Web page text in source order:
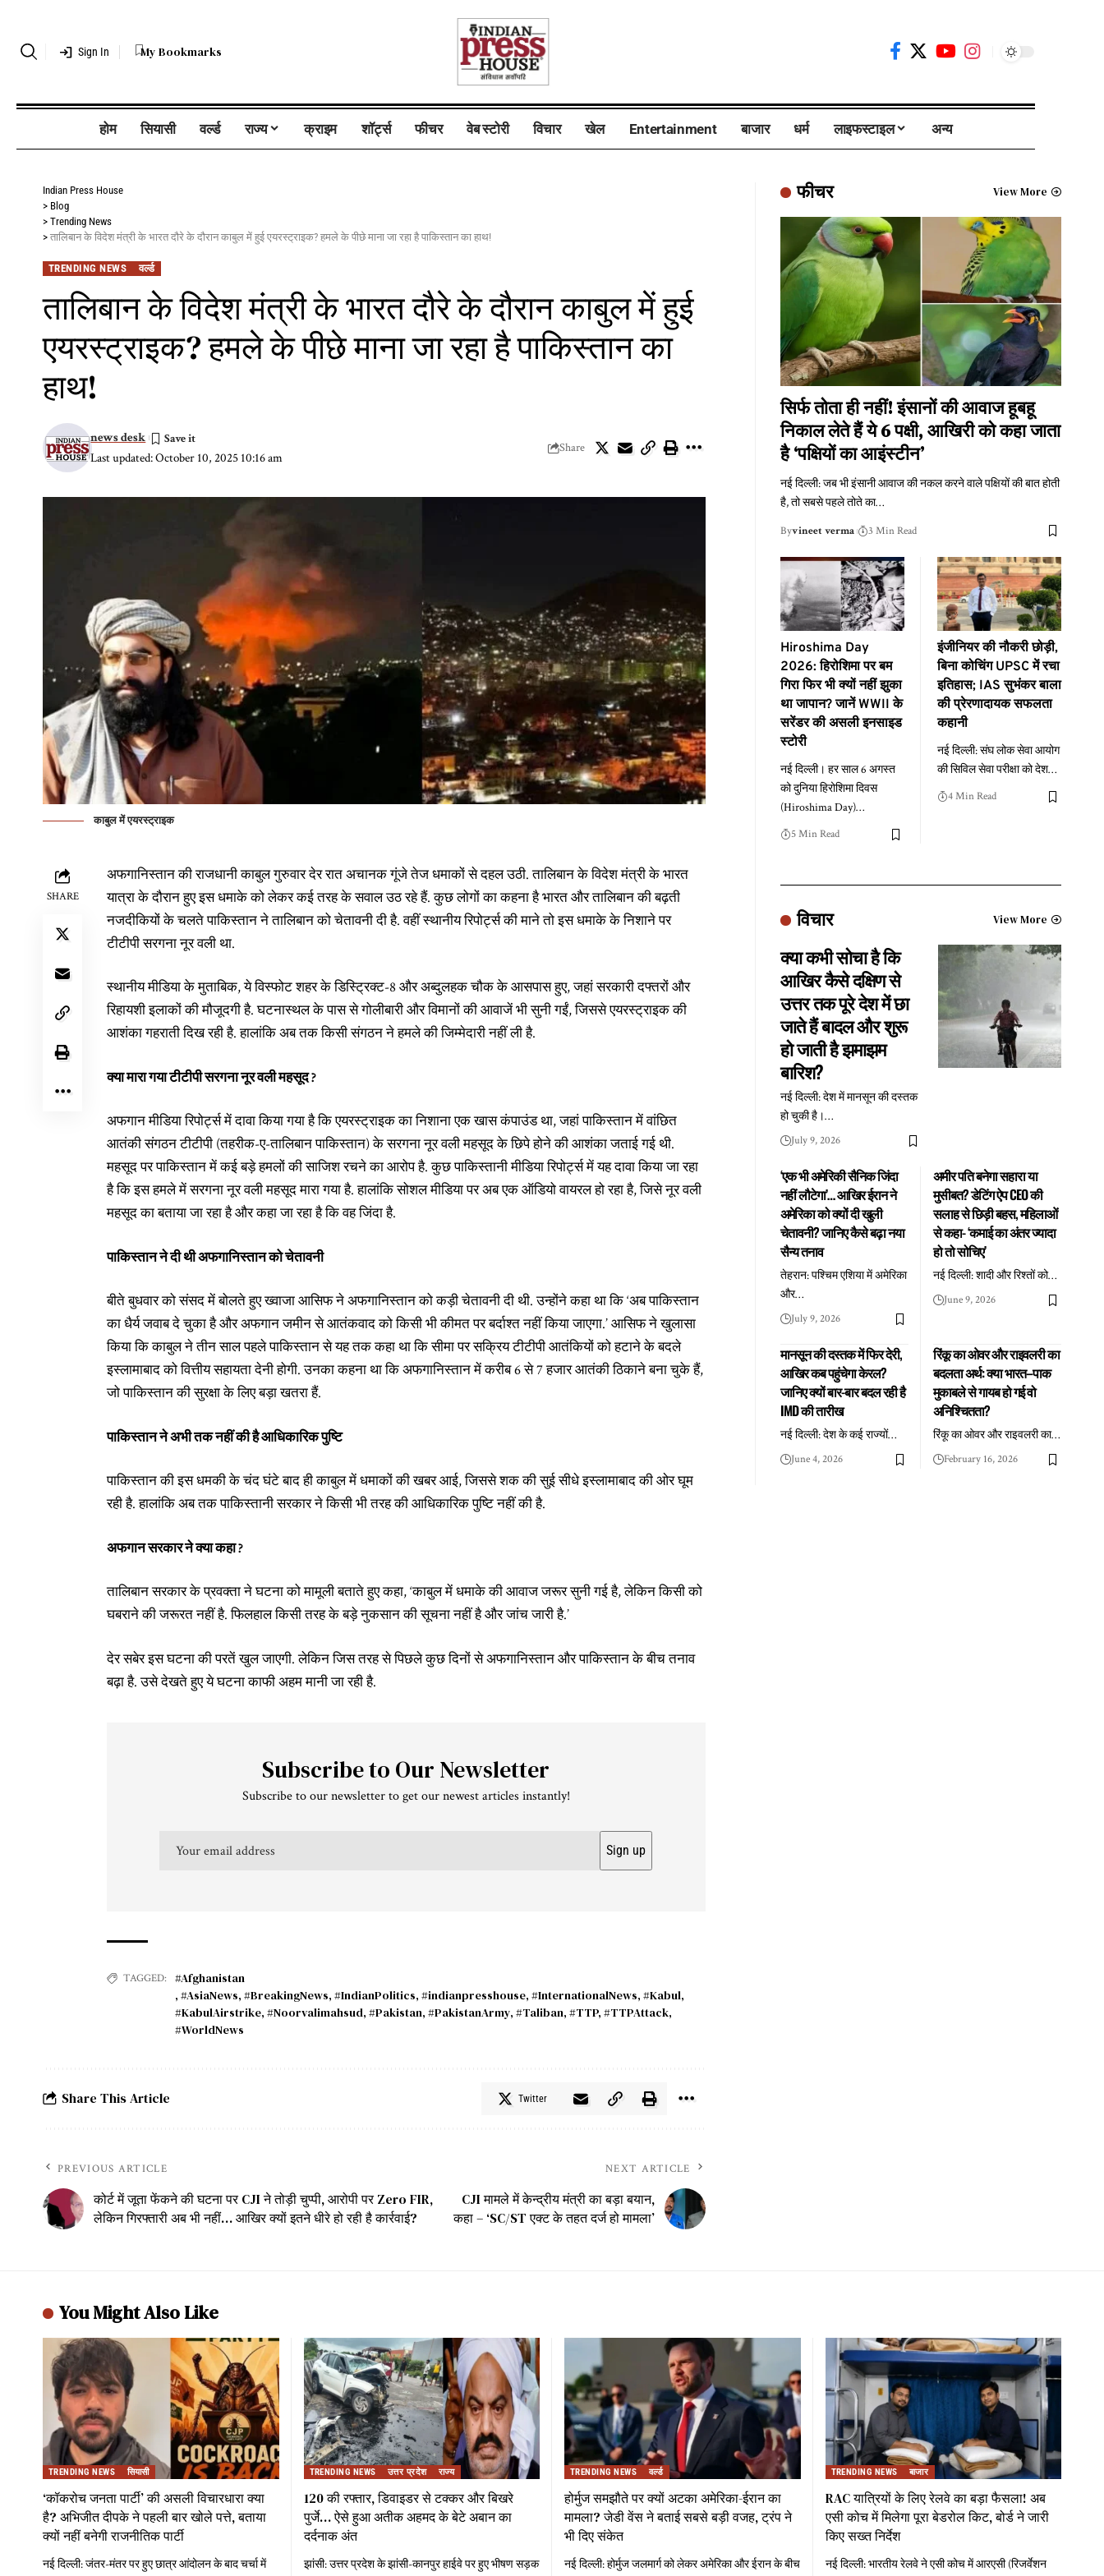
Sign In My Bookmarks
होम सियासी वर्ल्ड राज्य क्राइम शॉर्ट्स फीचर वेब स्टोरी विचार खेल Entertainment बाजार धर्म लाइफस्टाइल अन्य
Indian Press House
> Blog
> Trending News
> तालिबान के विदेश मंत्री के भारत दौरे के दौरान काबुल में हुई एयरस्ट्राइक? हमले के पीछे माना जा रहा है पाकिस्तान का हाथ!
TRENDING NEWS वर्ल्ड
तालिबान के विदेश मंत्री के भारत दौरे के दौरान काबुल में हुई
एयरस्ट्राइक? हमले के पीछे माना जा रहा है पाकिस्तान का
हाथ!
Last updated: October 10, 2025 10:16 am
news desk
Share
काबुल में एयरस्ट्राइक
SHARE
अफगानिस्तान की राजधानी काबुल गुरुवार देर रात अचानक गूंजे तेज धमाकों से दहल उठी. तालिबान के विदेश मंत्री के भारत
यात्रा के दौरान हुए इस धमाके को लेकर कई तरह के सवाल उठ रहे हैं. कुछ लोगों का कहना है भारत और तालिबान की बढ़ती
नजदीकियों के चलते पाकिस्तान ने तालिबान को चेतावनी दी है. वहीं स्थानीय रिपोर्ट्स की माने तो इस धमाके के निशाने पर
टीटीपी सरगना नूर वली था.
स्थानीय मीडिया के मुताबिक, ये विस्फोट शहर के डिस्ट्रिक्ट-8 और अब्दुलहक चौक के आसपास हुए, जहां सरकारी दफ्तरों और
रिहायशी इलाकों की मौजूदगी है. घटनास्थल के पास से गोलीबारी और विमानों की आवाजें भी सुनी गईं, जिससे एयरस्ट्राइक की
आशंका गहराती दिख रही है. हालांकि अब तक किसी संगठन ने हमले की जिम्मेदारी नहीं ली है.
क्या मारा गया टीटीपी सरगना नूर वली महसूद ?
अफगान मीडिया रिपोर्ट्स में दावा किया गया है कि एयरस्ट्राइक का निशाना एक खास कंपाउंड था, जहां पाकिस्तान में वांछित
आतंकी संगठन टीटीपी (तहरीक-ए-तालिबान पाकिस्तान) के सरगना नूर वली महसूद के छिपे होने की आशंका जताई गई थी.
महसूद पर पाकिस्तान में कई बड़े हमलों की साजिश रचने का आरोप है. कुछ पाकिस्तानी मीडिया रिपोर्ट्स में यह दावा किया जा रहा
है कि इस हमले में सरगना नूर वली महसूद मारा गया है. हालांकि सोशल मीडिया पर अब एक ऑडियो वायरल हो रहा है, जिसे नूर वली
महसूद का बताया जा रहा है और कहा जा रहा है कि वह जिंदा है.
पाकिस्तान ने दी थी अफगानिस्तान को चेतावनी
बीते बुधवार को संसद में बोलते हुए ख्वाजा आसिफ ने अफगानिस्तान को कड़ी चेतावनी दी थी. उन्होंने कहा था कि ‘अब पाकिस्तान
का धैर्य जवाब दे चुका है और अफगान जमीन से आतंकवाद को किसी भी कीमत पर बर्दाश्त नहीं किया जाएगा.’ आसिफ ने खुलासा
किया कि काबुल ने तीन साल पहले पाकिस्तान से यह तक कहा था कि सीमा पर सक्रिय टीटीपी आतंकियों को हटाने के बदले
इस्लामाबाद को वित्तीय सहायता देनी होगी. उनका कहना था कि अफगानिस्तान में करीब 6 से 7 हजार आतंकी ठिकाने बना चुके हैं,
जो पाकिस्तान की सुरक्षा के लिए बड़ा खतरा हैं.
पाकिस्तान ने अभी तक नहीं की है आधिकारिक पुष्टि
पाकिस्तान की इस धमकी के चंद घंटे बाद ही काबुल में धमाकों की खबर आई, जिससे शक की सुई सीधे इस्लामाबाद की ओर घूम
रही है. हालांकि अब तक पाकिस्तानी सरकार ने किसी भी तरह की आधिकारिक पुष्टि नहीं की है.
अफगान सरकार ने क्या कहा ?
तालिबान सरकार के प्रवक्ता ने घटना को मामूली बताते हुए कहा, ‘काबुल में धमाके की आवाज जरूर सुनी गई है, लेकिन किसी को
घबराने की जरूरत नहीं है. फिलहाल किसी तरह के बड़े नुकसान की सूचना नहीं है और जांच जारी है.’
देर सबेर इस घटना की परतें खुल जाएगी. लेकिन जिस तरह से पिछले कुछ दिनों से अफगानिस्तान और पाकिस्तान के बीच तनाव
बढ़ा है. उसे देखते हुए ये घटना काफी अहम मानी जा रही है.
Subscribe to Our Newsletter
Subscribe to our newsletter to get our newest articles instantly!
TAGGED:
#Afghanistan
, #AsiaNews, #BreakingNews, #IndianPolitics, #indianpresshouse, #InternationalNews, #Kabul,
#KabulAirstrike, #Noorvalimahsud, #Pakistan, #PakistanArmy, #Taliban, #TTP, #TTPAttack,
#WorldNews
Share This Article Twitter
PREVIOUS ARTICLE
कोर्ट में जूता फेंकने की घटना पर CJI ने तोड़ी चुप्पी, आरोपी पर Zero FIR,
लेकिन गिरफ्तारी अब भी नहीं… आखिर क्यों इतने धीरे हो रही है कार्रवाई?
NEXT ARTICLE
CJI मामले में केन्द्रीय मंत्री का बड़ा बयान,
कहा – ‘SC/ST एक्ट के तहत दर्ज हो मामला’
फीचर View More
सिर्फ तोता ही नहीं! इंसानों की आवाज हूबहू
निकाल लेते हैं ये 6 पक्षी, आखिरी को कहा जाता
है ‘पक्षियों का आइंस्टीन’
नई दिल्ली: जब भी इंसानी आवाज की नकल करने वाले पक्षियों की बात होती
है, तो सबसे पहले तोते का…
Byvineet verma 3 Min Read
Hiroshima Day
2026: हिरोशिमा पर बम
गिरा फिर भी क्यों नहीं झुका
था जापान? जानें WWII के
सरेंडर की असली इनसाइड
स्टोरी
नई दिल्ली। हर साल 6 अगस्त
को दुनिया हिरोशिमा दिवस
(Hiroshima Day)…
5 Min Read
इंजीनियर की नौकरी छोड़ी,
बिना कोचिंग UPSC में रचा
इतिहास; IAS सुभंकर बाला
की प्रेरणादायक सफलता
कहानी
नई दिल्ली: संघ लोक सेवा आयोग
की सिविल सेवा परीक्षा को देश…
4 Min Read
विचार View More
क्या कभी सोचा है कि
आखिर कैसे दक्षिण से
उत्तर तक पूरे देश में छा
जाते हैं बादल और शुरू
हो जाती है झमाझम
बारिश?
नई दिल्ली: देश में मानसून की दस्तक
हो चुकी है।…
July 9, 2026
‘एक भी अमेरिकी सैनिक जिंदा
नहीं लौटेगा’… आखिर ईरान ने
अमेरिका को क्यों दी खुली
चेतावनी? जानिए कैसे बढ़ा नया
सैन्य तनाव
तेहरान: पश्चिम एशिया में अमेरिका
और…
July 9, 2026
अमीर पति बनेगा सहारा या
मुसीबत? डेटिंग ऐप CEO की
सलाह से छिड़ी बहस, महिलाओं
से कहा- ‘कमाई का अंतर ज्यादा
हो तो सोचिए’
नई दिल्ली: शादी और रिश्तों को…
June 9, 2026
मानसून की दस्तक में फिर देरी,
आखिर कब पहुंचेगा केरल?
जानिए क्यों बार-बार बदल रही है
IMD की तारीख
नई दिल्ली: देश के कई राज्यों…
June 4, 2026
रिंकू का ओवर और राइवलरी का
बदलता अर्थ: क्या भारत–पाक
मुकाबले से गायब हो गई वो
अनिश्चितता?
रिंकू का ओवर और राइवलरी का…
February 16, 2026
You Might Also Like
TRENDING NEWS सियासी
‘कॉकरोच जनता पार्टी’ की असली विचारधारा क्या
है? अभिजीत दीपके ने पहली बार खोले पत्ते, बताया
क्यों नहीं बनेगी राजनीतिक पार्टी
नई दिल्ली: जंतर-मंतर पर हुए छात्र आंदोलन के बाद चर्चा में
TRENDING NEWS उत्तर प्रदेश राज्य
120 की रफ्तार, डिवाइडर से टक्कर और बिखरे
पुर्जे… ऐसे हुआ अतीक अहमद के बेटे अबान का
दर्दनाक अंत
झांसी: उत्तर प्रदेश के झांसी-कानपुर हाईवे पर हुए भीषण सड़क
TRENDING NEWS वर्ल्ड
होर्मुज समझौते पर क्यों अटका अमेरिका-ईरान का
मामला? जेडी वेंस ने बताई सबसे बड़ी वजह, ट्रंप ने
भी दिए संकेत
नई दिल्ली: होर्मुज जलमार्ग को लेकर अमेरिका और ईरान के बीच
TRENDING NEWS बाजार
RAC यात्रियों के लिए रेलवे का बड़ा फैसला! अब
एसी कोच में मिलेगा पूरा बेडरोल किट, बोर्ड ने जारी
किए सख्त निर्देश
नई दिल्ली: भारतीय रेलवे ने एसी कोच में आरएसी (रिजर्वेशन